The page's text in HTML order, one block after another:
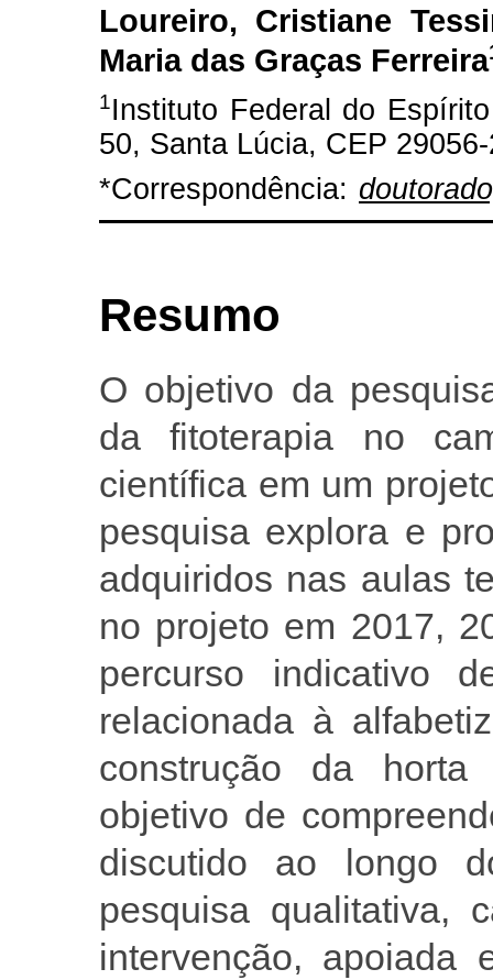
Loureiro, Cristiane
Maria das Graças Ferreira
1Instituto Federal do
50, Santa Lúcia, CEP
*Correspondência:
Resumo
O objetivo da
da fitoterapia no
científica em um
pesquisa explora e
adquiridos nas aulas
no projeto em 2017,
percurso indicativo
relacionada à
construção da
objetivo de
discutido ao longo
pesquisa qualitativa,
intervenção, apoiada